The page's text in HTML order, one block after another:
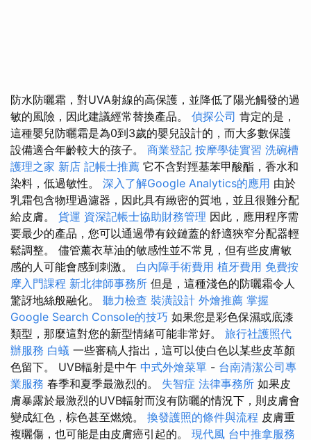
防水防曬霜，對UVA射線的高保護，並降低了陽光觸發的過
敏的風險，因此建議經常替換產品。 偵探公司 肯定的是，
這種嬰兒防曬霜是為0到3歲的嬰兒設計的，而大多數保護
設備適合年齡較大的孩子。 商業登記 按摩學徒實習 洗碗槽
護理之家 新店 記帳士推薦 它不含對羥基苯甲酸酯，香水和
染料，低過敏性。 深入了解Google Analytics的應用 由於
乳霜包含物理過濾器，因此具有緻密的質地，並且很難分配
給皮膚。 貨運 資深記帳士協助財務管理 因此，應用程序需
要最少的產品，您可以通過帶有鉸鏈蓋的舒適狹窄分配器輕
鬆調整。 儘管薰衣草油的敏感性並不常見，但有些皮膚敏
感的人可能會感到刺激。 白內障手術費用 植牙費用 免費按
摩入門課程 新北律師事務所 但是，這種淺色的防曬霜令人
驚訝地絲般融化。 聽力檢查 裝潢設計 外燴推薦 掌握
Google Search Console的技巧 如果您是彩色保濕或底漆
類型，那麼這對您的新型情緒可能非常好。 旅行社護照代
辦服務 白蟻 一些審稿人指出，這可以使白色以某些皮革顏
色留下。 UVB輻射是中午 中式外燴菜單 - 台南清潔公司專
業服務 春季和夏季最激烈的。 失智症 法律事務所 如果皮
膚暴露於最激烈的UVB輻射而沒有防曬的情況下，則皮膚會
變成紅色，棕色甚至燃燒。 換發護照的條件與流程 皮膚重
複曬傷，也可能是由皮膚癌引起的。 現代風 台中推拿服務